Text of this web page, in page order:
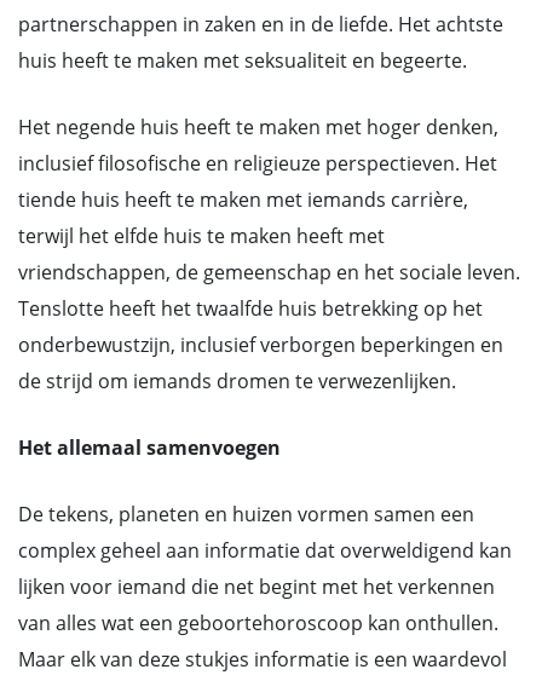
partnerschappen in zaken en in de liefde. Het achtste
huis heeft te maken met seksualiteit en begeerte.
Het negende huis heeft te maken met hoger denken,
inclusief filosofische en religieuze perspectieven. Het
tiende huis heeft te maken met iemands carrière,
terwijl het elfde huis te maken heeft met
vriendschappen, de gemeenschap en het sociale leven.
Tenslotte heeft het twaalfde huis betrekking op het
onderbewustzijn, inclusief verborgen beperkingen en
de strijd om iemands dromen te verwezenlijken.
Het allemaal samenvoegen
De tekens, planeten en huizen vormen samen een
complex geheel aan informatie dat overweldigend kan
lijken voor iemand die net begint met het verkennen
van alles wat een geboortehoroscoop kan onthullen.
Maar elk van deze stukjes informatie is een waardevol